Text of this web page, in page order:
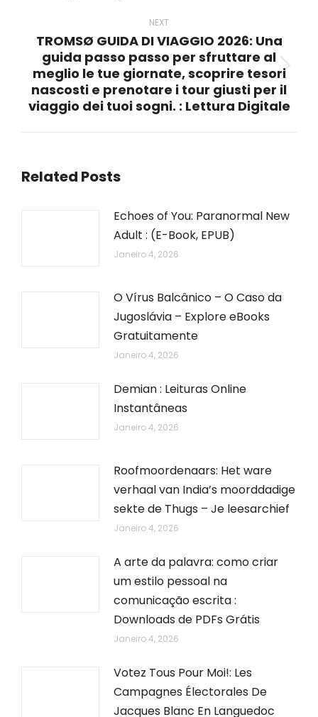
NEXT
Next
post:
TROMSØ GUIDA DI VIAGGIO 2026: Una
guida passo passo per sfruttare al
meglio le tue giornate, scoprire tesori
nascosti e prenotare i tour giusti per il
viaggio dei tuoi sogni. : Lettura Digitale
Related Posts
Echoes of You: Paranormal New
Adult : (E-Book, EPUB)
Janeiro 4, 2026
O Vírus Balcânico – O Caso da
Jugoslávia – Explore eBooks
Gratuitamente
Janeiro 4, 2026
Demian : Leituras Online
Instantâneas
Janeiro 4, 2026
Roofmoordenaars: Het ware
verhaal van India’s moorddadige
sekte de Thugs – Je leesarchief
Janeiro 4, 2026
A arte da palavra: como criar
um estilo pessoal na
comunicação escrita :
Downloads de PDFs Grátis
Janeiro 4, 2026
Votez Tous Pour Moi!: Les
Campagnes Électorales De
Jacques Blanc En Languedoc